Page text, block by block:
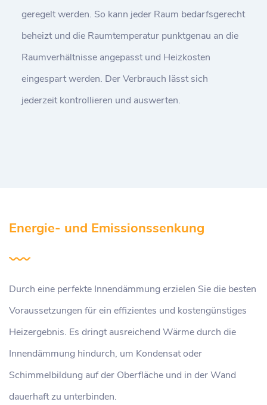
geregelt werden. So kann jeder Raum bedarfsgerecht
beheizt und die Raumtemperatur punktgenau an die
Raumverhältnisse angepasst und Heizkosten
eingespart werden. Der Verbrauch lässt sich
jederzeit kontrollieren und auswerten.
Energie- und Emissionssenkung
Durch eine perfekte Innendämmung erzielen Sie die besten
Voraussetzungen für ein effizientes und kostengünstiges
Heizergebnis. Es dringt ausreichend Wärme durch die
Innendämmung hindurch, um Kondensat oder
Schimmelbildung auf der Oberfläche und in der Wand
dauerhaft zu unterbinden.